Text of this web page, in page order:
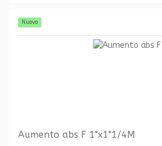
Nuovo
Aumento abs F 1"x1"1/4M